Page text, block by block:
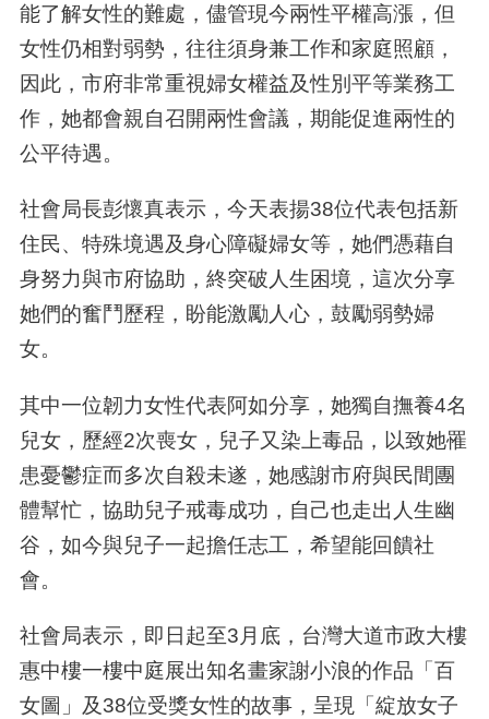
能了解女性的難處，儘管現今兩性平權高漲，但
女性仍相對弱勢，往往須身兼工作和家庭照顧，
因此，市府非常重視婦女權益及性別平等業務工
作，她都會親自召開兩性會議，期能促進兩性的
公平待遇。
社會局長彭懷真表示，今天表揚38位代表包括新
住民、特殊境遇及身心障礙婦女等，她們憑藉自
身努力與市府協助，終突破人生困境，這次分享
她們的奮鬥歷程，盼能激勵人心，鼓勵弱勢婦
女。
其中一位韌力女性代表阿如分享，她獨自撫養4名
兒女，歷經2次喪女，兒子又染上毒品，以致她罹
患憂鬱症而多次自殺未遂，她感謝市府與民間團
體幫忙，協助兒子戒毒成功，自己也走出人生幽
谷，如今與兒子一起擔任志工，希望能回饋社
會。
社會局表示，即日起至3月底，台灣大道市政大樓
惠中樓一樓中庭展出知名畫家謝小浪的作品「百
女圖」及38位受獎女性的故事，呈現「綻放女子